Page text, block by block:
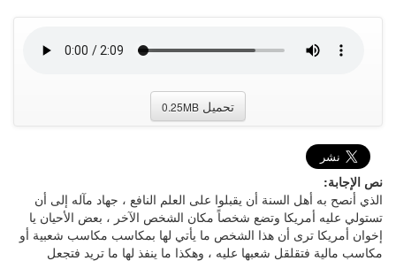
تحميل 0.25MB
نص الإجابة:
الذي أنصح به أهل السنة أن يقبلوا على العلم النافع ، جهاد مآله إلى أن
تستولي عليه أمريكا وتضع شخصاً مكان الشخص الآخر ، بعض الأحيان يا
إخوان أمريكا ترى أن هذا الشخص ما يأتي لها بمكاسب مكاسب شعبية أو
مكاسب مالية فتقلقل شعبها عليه ، وهكذا ما ينفذ لها ما تريد فتجعل